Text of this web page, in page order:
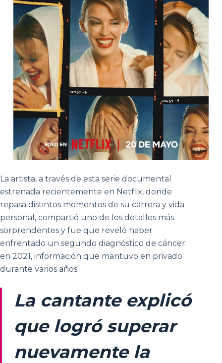
La artista, a través de esta serie documental
estrenada recientemente en Netflix, donde
repasa distintos momentos de su carrera y vida
personal, compartió uno de los detalles más
sorprendentes y fue que reveló haber
enfrentado un segundo diagnóstico de cáncer
en 2021, información que mantuvo en privado
durante varios años.
La cantante explicó
que logró superar
nuevamente la